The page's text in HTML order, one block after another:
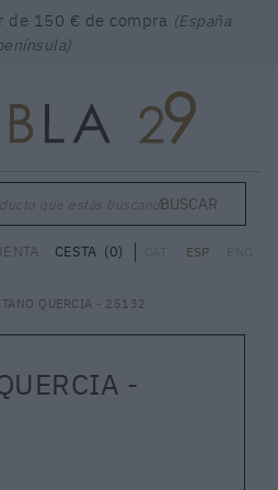
de 150 € de compra (España
que estás buscando...BUSCAR
ESP
CESTA (0)
QUERCIA - 25132
-